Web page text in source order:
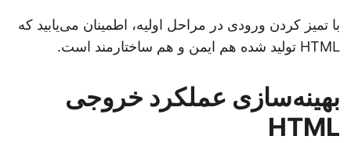
با تمیز کردن ورودی در مراحل اولیه، اطمینان می‌یابید که
HTML تولید شده هم ایمن و هم ساختارمند است.
بهینه‌سازی عملکرد خروجی
HTML